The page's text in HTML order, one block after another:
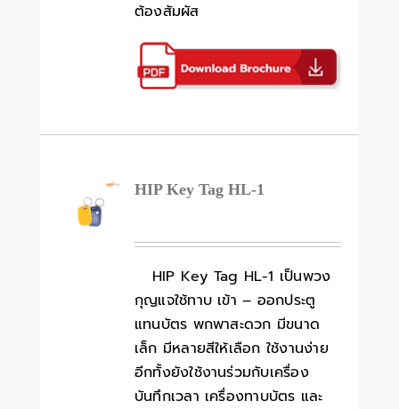
ต้องสัมผัส
HIP Key Tag HL-1
HIP Key Tag HL-1 เป็นพวง
กุญแจใช้ทาบ เข้า – ออกประตู
แทนบัตร พกพาสะดวก มีขนาด
เล็ก มีหลายสีให้เลือก ใช้งานง่าย
อีกทั้งยังใช้งานร่วมกับเครื่อง
บันทึกเวลา เครื่องทาบบัตร และ